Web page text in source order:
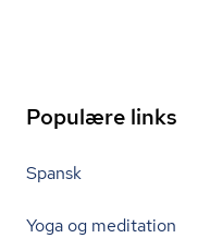
Populære links
Spansk
Yoga og meditation